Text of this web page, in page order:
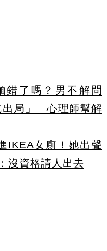
錯了嗎？男不解問
出局」 心理師幫解
IKEA女廁！她出聲
沒資格請人出去